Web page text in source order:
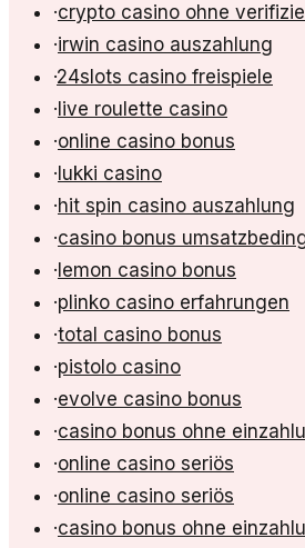
·crypto casino ohne
·irwin casino auszahlung
·24slots casino freispiele
· live roulette casino
·online casino bonus
· lukki casino
·hit spin casino auszahlung
·casino bonus
· lemon casino bonus
·plinko casino erfahrungen
·total casino bonus
·pistolo casino
·evolve casino bonus
·casino bonus ohne
·online casino seriös
·online casino seriös
·casino bonus ohne